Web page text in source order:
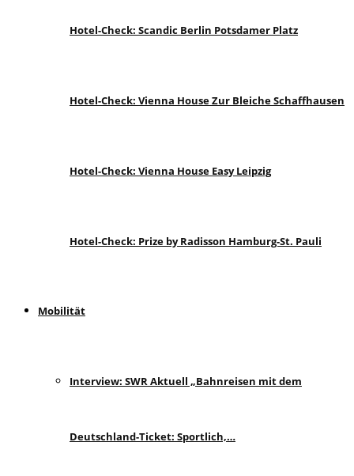
Hotel-Check: Scandic Berlin Potsdamer Platz
Hotel-Check: Vienna House Zur Bleiche Schaffhausen
Hotel-Check: Vienna House Easy Leipzig
Hotel-Check: Prize by Radisson Hamburg-St. Pauli
Mobilität
Interview: SWR Aktuell „Bahnreisen mit dem
Deutschland-Ticket: Sportlich,…